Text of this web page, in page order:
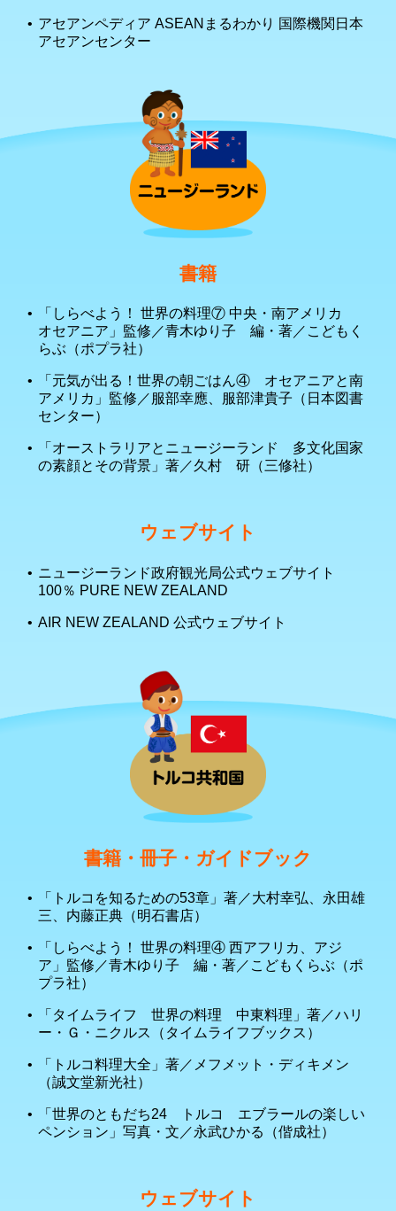
アセアンペディア ASEANまるわかり 国際機関日本
アセアンセンター
書籍
「しらべよう！ 世界の料理⑦ 中央・南アメリカ
オセアニア」監修／青木ゆり子 編・著／こどもく
らぶ（ポプラ社）
「元気が出る！世界の朝ごはん④ オセアニアと南
アメリカ」監修／服部幸應、服部津貴子（日本図書
センター）
「オーストラリアとニュージーランド 多文化国家
の素顔とその背景」著／久村 研（三修社）
ウェブサイト
ニュージーランド政府観光局公式ウェブサイト
100％ PURE NEW ZEALAND
AIR NEW ZEALAND 公式ウェブサイト
書籍・冊子・ガイドブック
「トルコを知るための53章」著／大村幸弘、永田雄
三、内藤正典（明石書店）
「しらべよう！ 世界の料理④ 西アフリカ、アジ
ア」監修／青木ゆり子 編・著／こどもくらぶ（ポ
プラ社）
「タイムライフ 世界の料理 中東料理」著／ハリ
ー・Ｇ・ニクルス（タイムライフブックス）
「トルコ料理大全」著／メフメット・ディキメン
（誠文堂新光社）
「世界のともだち24 トルコ エブラールの楽しい
ペンション」写真・文／永武ひかる（偕成社）
ウェブサイト